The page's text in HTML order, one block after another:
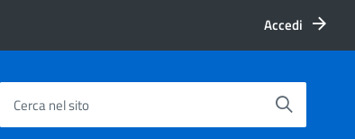
Accedi
Cerca nel sito